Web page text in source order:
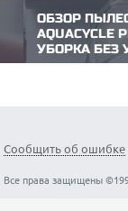
ОБЗОР
УБОРКА БЕЗ
В линейке
уборки.
фильтрацией!
Сообщить об ошибке
Все права защищены